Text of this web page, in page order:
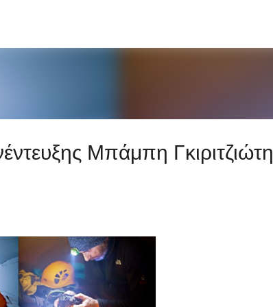
Μπάμπη Γκιριτζιώτη